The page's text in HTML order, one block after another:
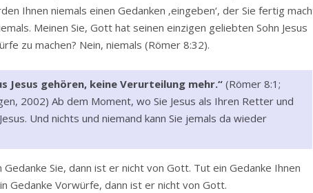
Ihnen niemals einen Gedanken ‚eingeben‘, der Sie fertig
Meinen Sie, Gott hat seinen einzigen geliebten Sohn Jesus
zu machen? Nein, niemals (Römer 8:32).
gehören, keine Verurteilung mehr.“ (Römer 8:1;
2002) Ab dem Moment, wo Sie Jesus als Ihren Retter und
Und nichts und niemand kann Sie jemals da wieder
Sie, dann ist er nicht von Gott. Tut ein Gedanke Ihnen
Gedanke Vorwürfe, dann ist er nicht von Gott.